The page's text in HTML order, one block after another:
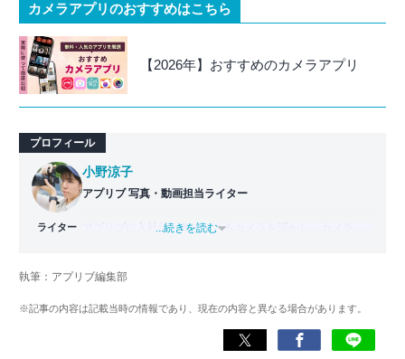
カメラアプリのおすすめはこちら
【2026年】おすすめのカメラアプリ
プロフィール
ライター
小野涼子
アプリブ 写真・動画担当ライター
アプリブに入社後、趣味であるカメラを活かし、カメラや
「誰でも本格的にアプリを使いこなせるようになるコンテ
...続きを読む
執筆：アプリブ編集部
※記事の内容は記載当時の情報であり、現在の内容と異なる場合があります。